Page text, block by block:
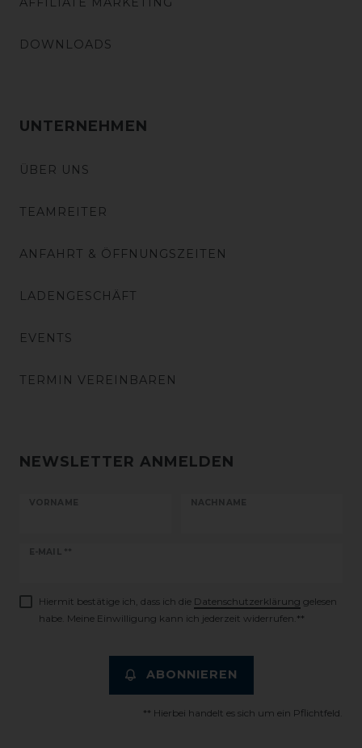
DOWNLOADS
UNTERNEHMEN
ÜBER UNS
TEAMREITER
ANFAHRT & ÖFFNUNGSZEITEN
LADENGESCHÄFT
EVENTS
TERMIN VEREINBAREN
NEWSLETTER ANMELDEN
VORNAME NACHNAME
E-MAIL **
Newsletter
Hiermit bestätige ich, dass ich die Daten­schutz­erklärung gelesen
habe. Meine Einwilligung kann ich jederzeit widerrufen.**
ABONNIEREN
** Hierbei handelt es sich um ein Pflichtfeld.